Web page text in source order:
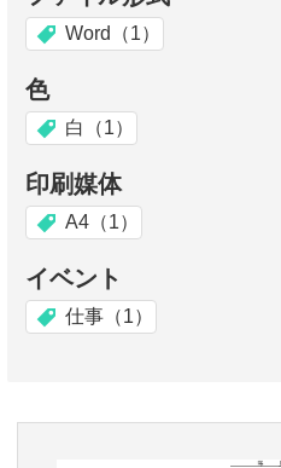
Word（1）
色
白（1）
印刷媒体
A4（1）
イベント
仕事（1）